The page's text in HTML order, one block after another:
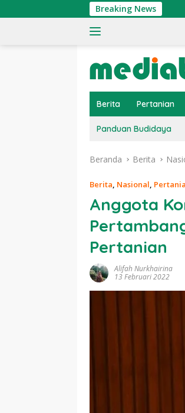
ke
Breaking News
Berita Pertanian
Panduan Budidaya
Beranda Berita
Berita, Nasional,
Anggota
Pertanian
Alifah Nurkhairina
13 Februari 2022